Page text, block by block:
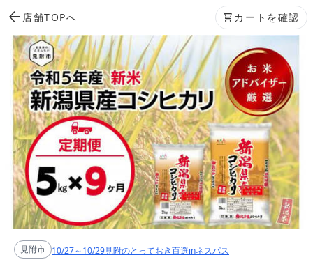
arrow_back 店舗TOPへ shopping_cart カートを確認
見附市 10/27～10/29見附のとっておき百選inネスパス